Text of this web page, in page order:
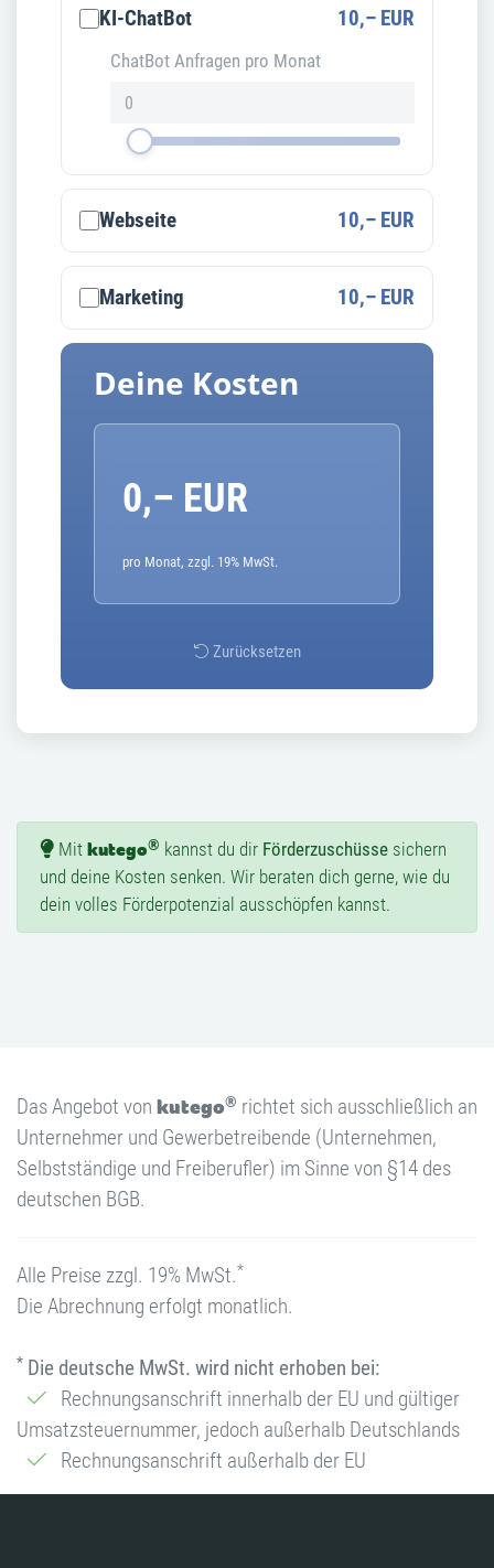
KI-ChatBot 10,– EUR
ChatBot Anfragen pro Monat
Webseite 10,– EUR
Marketing 10,– EUR
Deine Kosten
0,– EUR
pro Monat, zzgl. 19% MwSt.
Zurücksetzen
Mit kutego® kannst du dir Förderzuschüsse sichern
und deine Kosten senken. Wir beraten dich gerne, wie du
dein volles Förderpotenzial ausschöpfen kannst.
Das Angebot von kutego® richtet sich ausschließlich an
Unternehmer und Gewerbetreibende (Unternehmen,
Selbstständige und Freiberufler) im Sinne von §14 des
deutschen BGB.
Alle Preise zzgl. 19% MwSt.*
Die Abrechnung erfolgt monatlich.
* Die deutsche MwSt. wird nicht erhoben bei:
Rechnungsanschrift innerhalb der EU und gültiger
Umsatzsteuernummer, jedoch außerhalb Deutschlands
Rechnungsanschrift außerhalb der EU